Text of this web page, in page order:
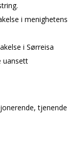
i menighetens
i Sørreisa
uansett
tjenende